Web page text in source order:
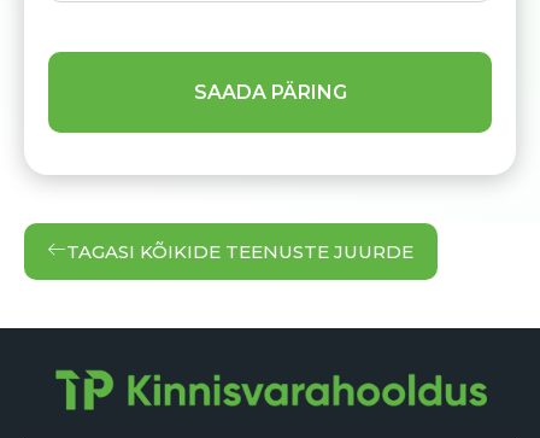
TAGASI KÕIKIDE TEENUSTE JUURDE